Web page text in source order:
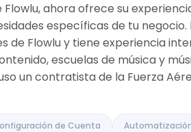
ahora ofrece su
específicas de tu
de Flowlu y tiene experiencia
escuelas de música y
un contratista de la Fuerza
de Cuenta